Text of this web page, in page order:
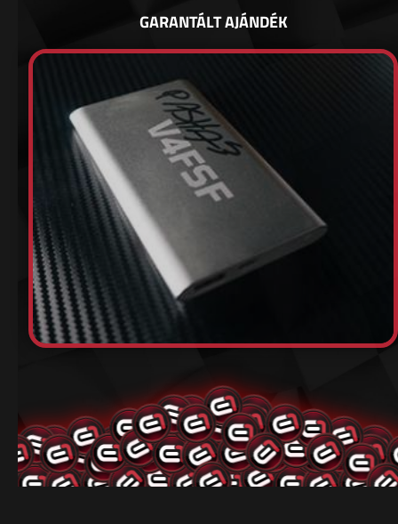
GARANTÁLT AJÁNDÉK